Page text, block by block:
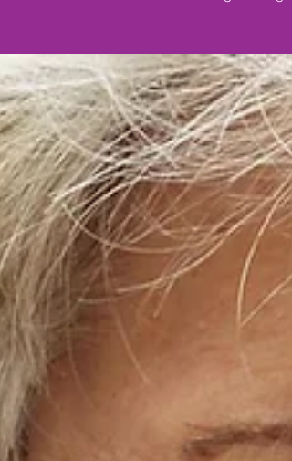
Athletic Flow Workout – HIIT-Training und Yoga